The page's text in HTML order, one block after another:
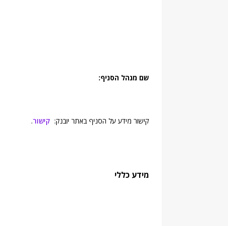
שם מנהל הסניף:
קישור מידע על הסניף באתר יובנק: קישור.
מידע כללי